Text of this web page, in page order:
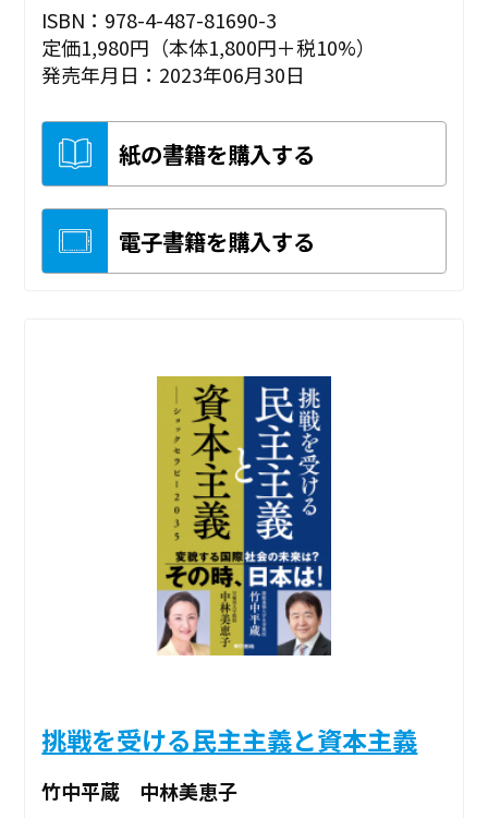
ISBN：978-4-487-81690-3
定価1,980円（本体1,800円＋税10%）
発売年月日：2023年06月30日
紙の書籍を購入する
電子書籍を購入する
挑戦を受ける民主主義と資本主義
竹中平蔵 中林美恵子